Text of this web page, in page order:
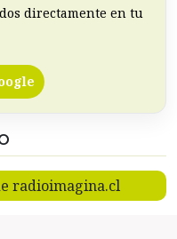
directamente en tu
radioimagina.cl